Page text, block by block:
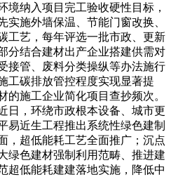
境纳入项目完工验收硬性目标，
实施外墙保温、节能门窗改换、
工艺，每年评选一批市政、更新
分结合建材出产企业搭建供需对
接管、废料分类操纵等办法施行
工碳排放管控程度实现显著提
的施工企业简化项目查抄频次。
日，环绕市政根本设备、城市更
易近生工程推出系统性绿色建制
，超低能耗工艺全面推广；沉点
绿色建材强制利用范畴、推进建
超低能耗建建落地实施，降低中